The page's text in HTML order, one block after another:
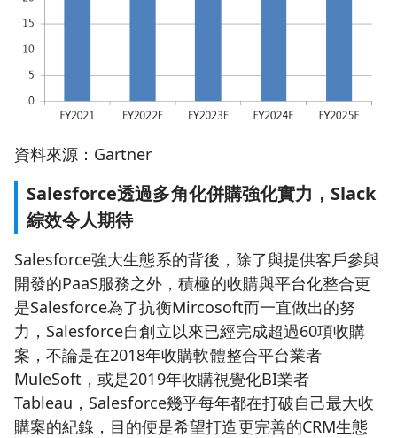
資料來源：Gartner
Salesforce透過多角化併購強化實力，Slack
綜效令人期待
Salesforce強大生態系的背後，除了與提供客戶參與
開發的PaaS服務之外，積極的收購與平台化整合更
是Salesforce為了抗衡Mircosoft而一直做出的努
力，Salesforce自創立以來已經完成超過60項收購
案，不論是在2018年收購軟體整合平台業者
MuleSoft，或是2019年收購視覺化BI業者
Tableau，Salesforce幾乎每年都在打破自己最大收
購案的紀錄，目的便是希望打造更完善的CRM生態